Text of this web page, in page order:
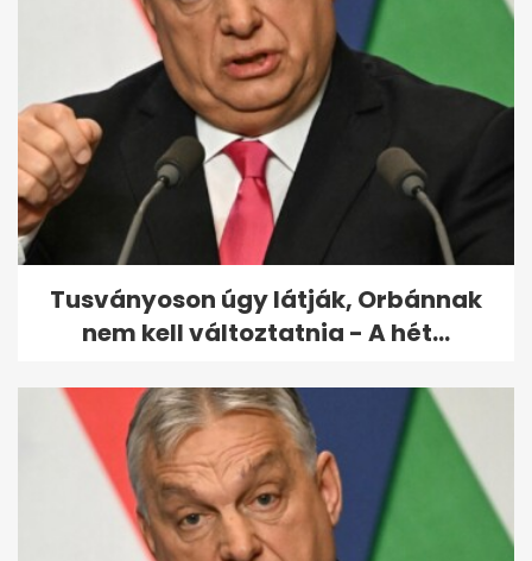
A legkeményebb bérgyilkosról
szóló film szegez este a
képernyő...
Tusványoson úgy látják, Orbánnak
nem kell változtatnia - A hét...